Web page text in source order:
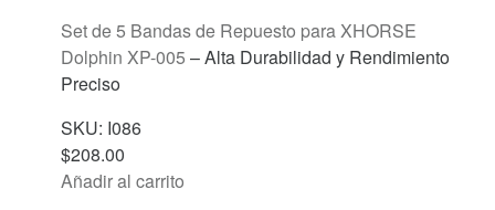
Set de 5 Bandas de Repuesto paraXHORSE
Dolphin XP-005 – Alta Durabilidad y Rendimiento
Preciso
SKU: I086
$208.00
Añadir al carrito